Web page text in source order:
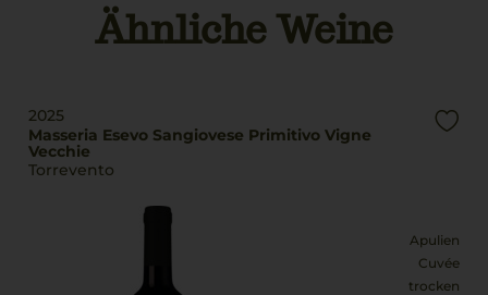
Ähnliche Weine
2025
Masseria Esevo Sangiovese Primitivo Vigne
Vecchie
Torrevento
Apulien
Cuvée
trocken